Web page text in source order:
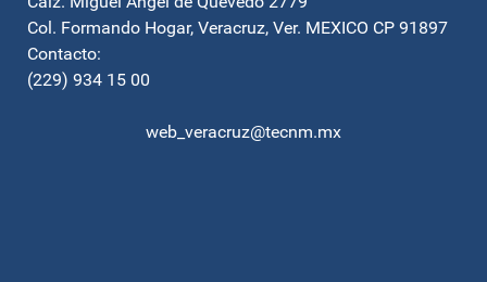
Col. Formando Hogar, Veracruz, Ver. MEXICO CP 91897
Contacto:
(229) 934 15 00
web_veracruz@tecnm.mx